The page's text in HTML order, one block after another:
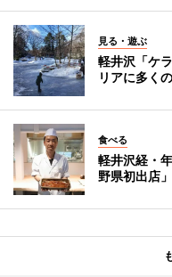
見る・遊ぶ
軽井沢「ケ
リアに多く
食べる
軽井沢経・
野県初出店」